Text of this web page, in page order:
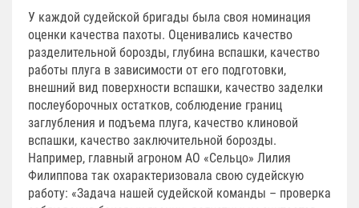
У каждой судейской бригады была своя номинация
оценки качества пахоты. Оценивались качество
разделительной борозды, глубина вспашки, качество
работы плуга в зависимости от его подготовки,
внешний вид поверхности вспашки, качество заделки
послеуборочных остатков, соблюдение границ
заглубления и подъема плуга, качество клиновой
вспашки, качество заключительной борозды.
Например, главный агроном АО «Сельцо» Лилия
Филиппова так охарактеризовала свою судейскую
работу: «Задача нашей судейской команды – проверка